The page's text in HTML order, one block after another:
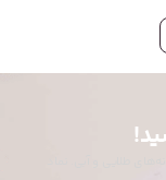
طلایی و آبی. نماد